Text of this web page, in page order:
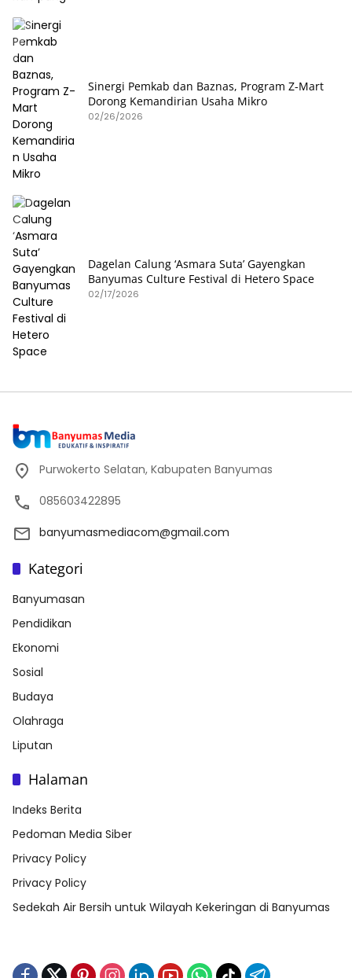
Sinergi Pemkab dan Baznas, Program Z-Mart
Dorong Kemandirian Usaha Mikro
02/26/2026
Dagelan Calung ‘Asmara Suta’ Gayengkan
Banyumas Culture Festival di Hetero Space
02/17/2026
Purwokerto Selatan, Kabupaten Banyumas
085603422895
banyumasmediacom@gmail.com
Kategori
Banyumasan
Pendidikan
Ekonomi
Sosial
Budaya
Olahraga
Liputan
Halaman
Indeks Berita
Pedoman Media Siber
Privacy Policy
Privacy Policy
Sedekah Air Bersih untuk Wilayah Kekeringan di Banyumas